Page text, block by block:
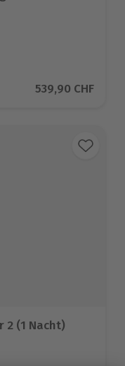
Aktueller Preis
539,90 CHF
2 (1 Nacht)